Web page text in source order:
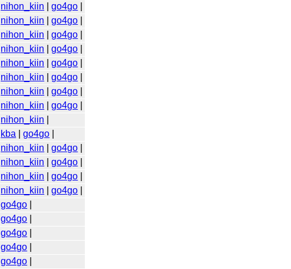
nihon_kiin |go4go
nihon_kiin |go4go
nihon_kiin |go4go
nihon_kiin |go4go
nihon_kiin |go4go
nihon_kiin |go4go
nihon_kiin |go4go
nihon_kiin |go4go
nihon_kiin
kba |go4go
nihon_kiin |go4go
nihon_kiin |go4go
nihon_kiin |go4go
nihon_kiin |go4go
|go4go
|go4go
|go4go
|go4go
|go4go